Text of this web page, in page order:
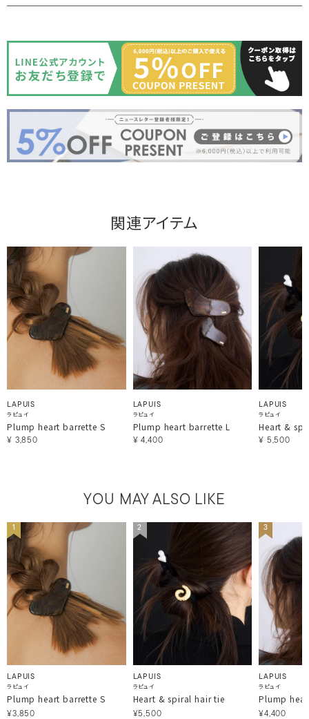
関連アイテム
LAPUIS
ラピュイ
Plump heart barrette S
¥ 3,850
LAPUIS
ラピュイ
Plump heart barrette L
¥ 4,400
LAPUIS
ラピュイ
Heart &
¥ 5,500
YOU MAY ALSO LIKE
1
LAPUIS
ラピュイ
Plump heart barrette S
¥3,850
2
LAPUIS
ラピュイ
Heart & spiral hair tie
¥5,500
3
LAPUIS
ラピュイ
Plump
¥4,400